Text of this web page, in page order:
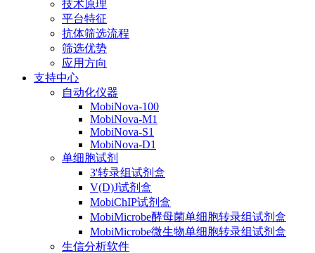
技术原理
平台特征
抗体筛选流程
筛选优势
应用方向
支持中心
自动化仪器
MobiNova-100
MobiNova-M1
MobiNova-S1
MobiNova-D1
单细胞试剂
3'转录组试剂盒
V(D)J试剂盒
MobiChIP试剂盒
MobiMicrobe酵母菌单细胞转录组试剂盒
MobiMicrobe微生物单细胞转录组试剂盒
生信分析软件